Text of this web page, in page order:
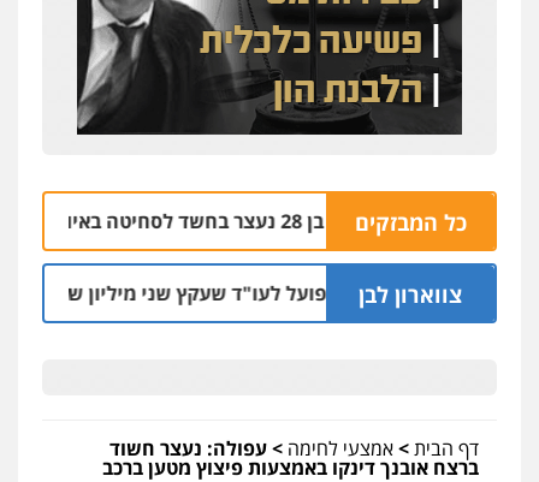
כל המבזקים
נצרת: בן 28 נעצר בחשד לסחיטה באיומים מטלפון שאינו שלו
צווארון לבן
מאסר בפועל לעו"ד שעקץ שני מיליון שקל על דירה
דף הבית>אמצעי לחימה >עפולה: נעצר חשוד
ברצח אובנך דינקו באמצעות פיצוץ מטען ברכב